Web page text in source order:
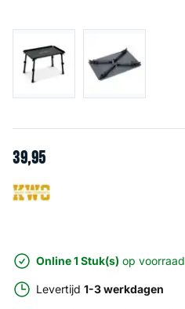
39,95
Online 1 Stuk(s) op voorraad
Levertijd 1-3 werkdagen